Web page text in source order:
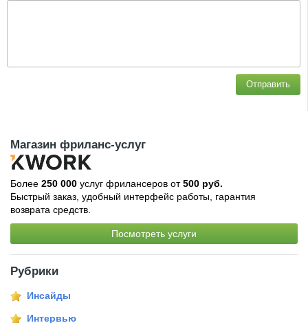
Отправить
Магазин фриланс-услуг
Более 250 000 услуг фрилансеров от500 руб.
Быстрый заказ, удобный интерфейс работы, гарантия
возврата средств.
Посмотреть услуги
Рубрики
Инсайды
Интервью